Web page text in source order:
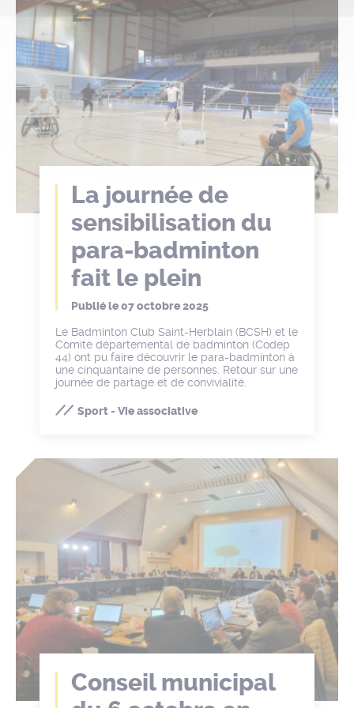
La journée de
sensibilisation du
para-badminton
fait le plein
Publié le07 octobre 2025
Le Badminton Club Saint-Herblain (BCSH) et le
Comité départemental de badminton (Codep
44) ont pu faire découvrir le para-badminton à
une cinquantaine de personnes. Retour sur une
journée de partage et de convivialité.
Sport - Vie associative
Conseil municipal